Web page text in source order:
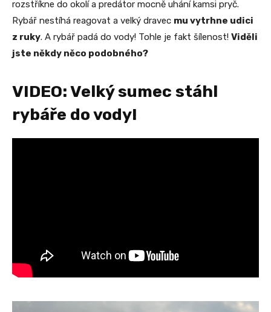
rozstříkne do okolí a predátor mocně uhání kamsi pryč.
Rybář nestíhá reagovat a velký dravec mu vytrhne udici
z ruky. A rybář padá do vody! Tohle je fakt šílenost! Viděli
jste někdy něco podobného?
VIDEO: Velký sumec stáhl
rybáře do vody!